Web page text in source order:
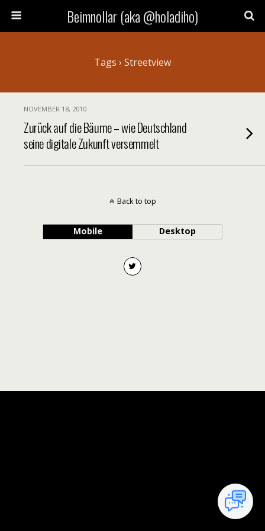
Beimnollar (aka @holadiho)
Tags › Streetview
NOVEMBER 18, 2010
Zurück auf die Bäume – wie Deutschland
seine digitale Zukunft versemmelt
Back to top
Mobile Desktop